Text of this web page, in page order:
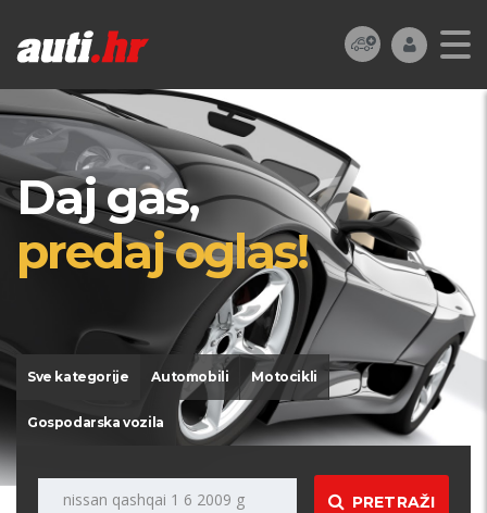
Daj gas,
predaj oglas!
Sve kategorije Automobili Motocikli
Gospodarska vozila
PRETRAŽI